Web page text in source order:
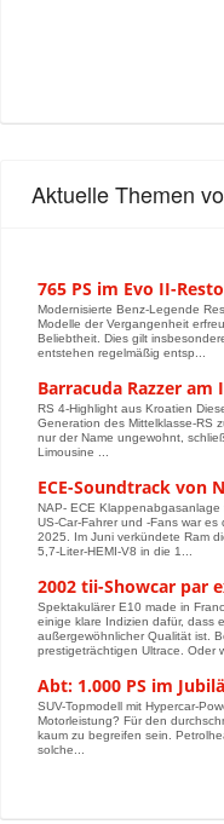
Aktuelle Themen
765 PS im Evo II-
Modernisierte Benz-Legende
Modelle der Vergangenheit
Beliebtheit. Dies gilt
entstehen regelmäßig entsp...
Barracuda Razzer
RS 4-Highlight aus Kroatien
Generation des Mittelklasse-RS
nur der Name ungewohnt,
Limousine ...
ECE-Soundtrack von
NAP- ECE
US-Car-Fahrer und -Fans war
2025. Im Juni verkündete Ram
5,7-Liter-HEMI-V8 in die 1...
2002 tii-Showcar par
Spektakulärer E10 made in
einige klare Indizien dafür, dass
außergewöhnlicher Qualität ist.
prestigeträchtigen Ultrace. Oder
Abt: 1.000 PS im
SUV-Topmodell mit Hypercar-
Motorleistung? Für den
kaum zu begreifen sein.
solche...